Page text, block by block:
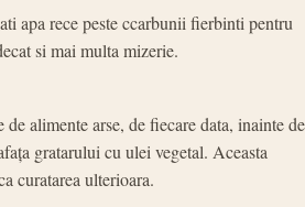
apa rece peste ccarbunii fierbinti pentru
si mai multa mizerie.
alimente arse, de fiecare data, inainte de
gratarului cu ulei vegetal. Aceasta
curatarea ulterioara.